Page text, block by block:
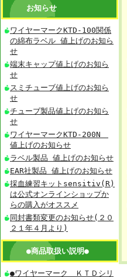
お知らせ
ワイヤーマークKTD-100関係
の綿布ラベル 値上げのお知ら
せ
端末キャップ値上げのお知ら
せ
スミチューブ値上げのお知ら
せ
チューブ製品値上げのお知ら
せ
ワイヤーマークKTD-200N
値上げのお知らせ
ラベル製品 値上げのお知らせ
EAR社製品 値上げのお知らせ
採血練習キットsensitiv(R)
は公式オンラインショップか
らの購入がオススメ
同封書類変更のお知らせ(２０
２１年４月より)
●商品取扱い説明●
●ワイヤーマーク ＫＴＤシリ